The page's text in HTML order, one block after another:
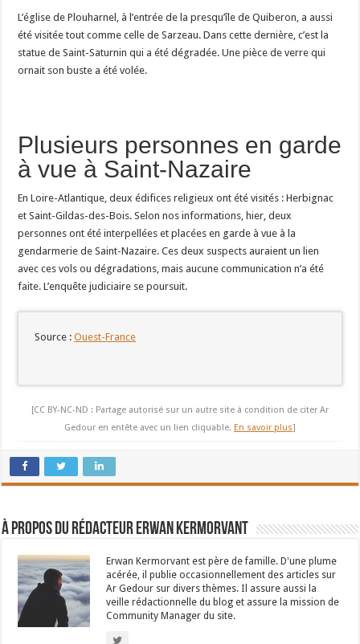
L’église de Plouharnel, à l’entrée de la presqu’île de Quiberon, a aussi
été visitée tout comme celle de Sarzeau. Dans cette dernière, c’est la
statue de Saint-Saturnin qui a été dégradée. Une pièce de verre qui
ornait son buste a été volée.
Plusieurs personnes en garde
à vue à Saint-Nazaire
En Loire-Atlantique, deux édifices religieux ont été visités : Herbignac
et Saint-Gildas-des-Bois. Selon nos informations, hier, deux
personnes ont été interpellées et placées en garde à vue à la
gendarmerie de Saint-Nazaire. Ces deux suspects auraient un lien
avec ces vols ou dégradations, mais aucune communication n’a été
faite. L’enquête judiciaire se poursuit.
Source :Ouest-France
[CC BY-NC-ND : Partage autorisé sur un autre site à condition de citer Ar
Gedour en entête avec un lien cliquable. En savoir plus]
À propos du rédacteur Erwan Kermorvant
Erwan Kermorvant est père de famille. D'une plume
acérée, il publie occasionnellement des articles sur
Ar Gedour sur divers thèmes. Il assure aussi la
veille rédactionnelle du blog et assure la mission de
Community Manager du site.